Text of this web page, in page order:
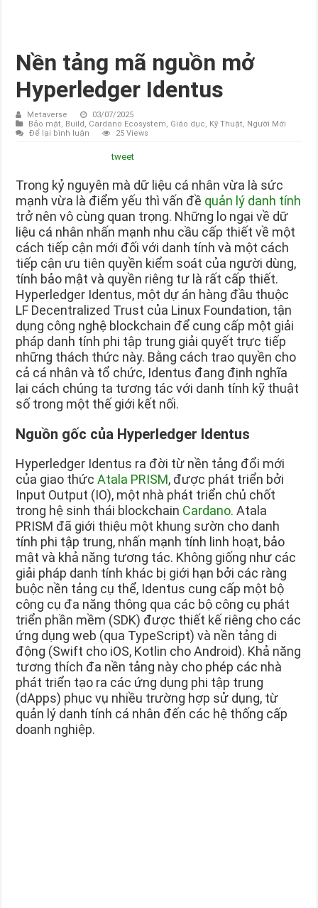
Nền tảng mã nguồn mở
Hyperledger Identus
Metaverse
03/07/2025
Bảo mật, Build, Cardano Ecosystem, Giáo dục, Kỹ Thuật, Người Mới
Để lại bình luận
25 Views
tweet
Trong kỷ nguyên mà dữ liệu cá nhân vừa là sức
mạnh vừa là điểm yếu thì vấn đề quản lý danh tính
trở nên vô cùng quan trọng. Những lo ngại về dữ
liệu cá nhân nhấn mạnh nhu cầu cấp thiết về một
cách tiếp cận mới đối với danh tính và một cách
tiếp cận ưu tiên quyền kiểm soát của người dùng,
tính bảo mật và quyền riêng tư là rất cấp thiết.
Hyperledger Identus, một dự án hàng đầu thuộc
LF Decentralized Trust của Linux Foundation, tận
dụng công nghệ blockchain để cung cấp một giải
pháp danh tính phi tập trung giải quyết trực tiếp
những thách thức này. Bằng cách trao quyền cho
cả cá nhân và tổ chức, Identus đang định nghĩa
lại cách chúng ta tương tác với danh tính kỹ thuật
số trong một thế giới kết nối.
Nguồn gốc của Hyperledger Identus
Hyperledger Identus ra đời từ nền tảng đổi mới
của giao thứcAtala PRISM, được phát triển bởi
Input Output (IO), một nhà phát triển chủ chốt
trong hệ sinh thái blockchain Cardano. Atala
PRISM đã giới thiệu một khung sườn cho danh
tính phi tập trung, nhấn mạnh tính linh hoạt, bảo
mật và khả năng tương tác. Không giống như các
giải pháp danh tính khác bị giới hạn bởi các ràng
buộc nền tảng cụ thể, Identus cung cấp một bộ
công cụ đa năng thông qua các bộ công cụ phát
triển phần mềm (SDK) được thiết kế riêng cho các
ứng dụng web (qua TypeScript) và nền tảng di
động (Swift cho iOS, Kotlin cho Android). Khả năng
tương thích đa nền tảng này cho phép các nhà
phát triển tạo ra các ứng dụng phi tập trung
(dApps) phục vụ nhiều trường hợp sử dụng, từ
quản lý danh tính cá nhân đến các hệ thống cấp
doanh nghiệp.